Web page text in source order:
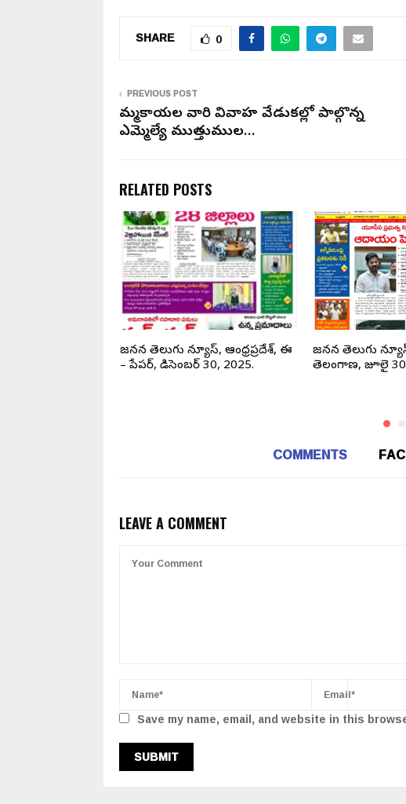
SHARE 0
PREVIOUS POST
నిమ్మకాయల వారి వివాహ వేడుకల్లో పాల్గొన్న
ఎమ్మెల్యే ముత్తుముల…
RELATED POSTS
జనసేన తెలుగు న్యూస్, ఆంధ్రప్రదేశ్, ఈ
– పేపర్, డిసెంబర్ 30, 2025.
జనసేన తెలుగు
తెలంగాణ, జూలై
COMMENTS
LEAVE A COMMENT
Save my name, email, and website in this